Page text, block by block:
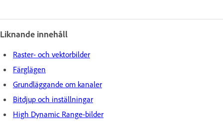
Liknande innehåll
Raster- och vektorbilder
Färglägen
Grundläggande om kanaler
Bitdjup och inställningar
High Dynamic Range-bilder